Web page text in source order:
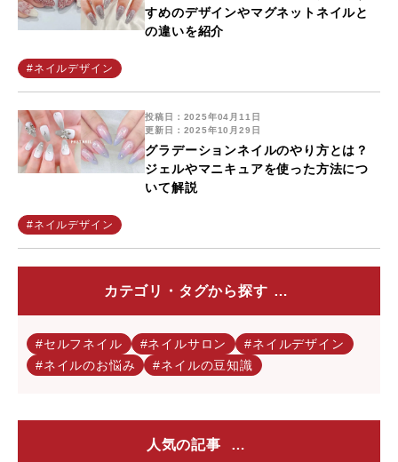
すめのデザインやマグネットネイルと
の違いを紹介
#ネイルデザイン
投稿日：2025年04月11日
更新日：2025年10月29日
グラデーションネイルのやり方とは？
ジェルやマニキュアを使った方法につ
いて解説
#ネイルデザイン
カテゴリ・タグから探す
#セルフネイル #ネイルサロン
#ネイルデザイン
#ネイルのお悩み
#ネイルの豆知識
人気の記事